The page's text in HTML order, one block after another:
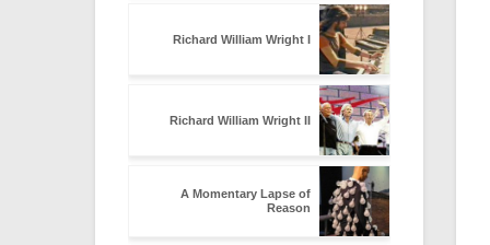
Richard William Wright I
Richard William Wright II
A Momentary Lapse of
Reason